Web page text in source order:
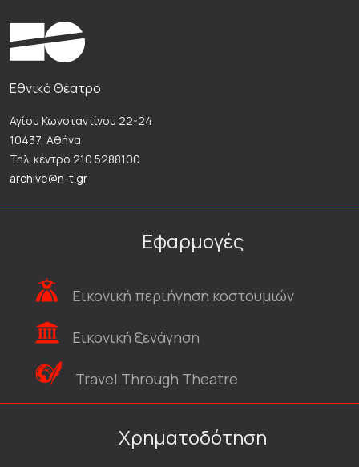
Εθνικό Θέατρο
Αγίου Κωνσταντίνου 22-24
10437, Αθήνα
Τηλ. κέντρο 210 5288100
archive@n-t.gr
Εφαρμογές
Εικονική περιήγηση κοστουμιών
Εικονική ξενάγηση
Travel Through Theatre
Χρηματοδότηση